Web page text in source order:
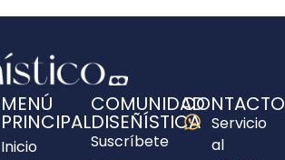
MENÚ
PRINCIPAL
Inicio
COMUNIDAD
DISEÑÍSTICA
Suscríbete
CONTACTO
Servicio
al